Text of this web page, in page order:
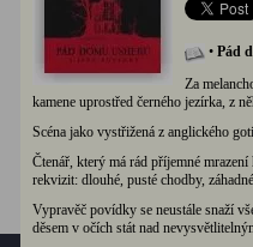
• Pád
Za
kamene uprostřed černého jezírka, z
Scéna jako vystřižená z anglického
Čtenář, který má rád příjemné
rekvizit: dlouhé, pusté chodby,
Vypravěč povídky se neustále snaží
děsem v očích stát nad